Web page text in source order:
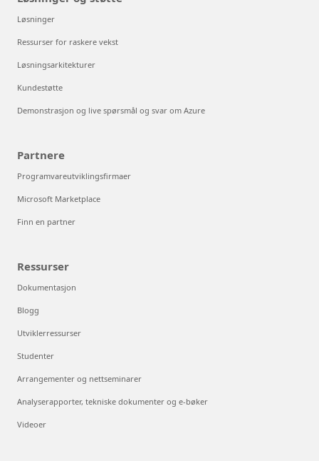
Løsninger
Ressurser for raskere vekst
Løsningsarkitekturer
Kundestøtte
Demonstrasjon og live spørsmål og svar om Azure
Partnere
Programvareutviklingsfirmaer
Microsoft Marketplace
Finn en partner
Ressurser
Dokumentasjon
Blogg
Utviklerressurser
Studenter
Arrangementer og nettseminarer
Analyserapporter, tekniske dokumenter og e-bøker
Videoer